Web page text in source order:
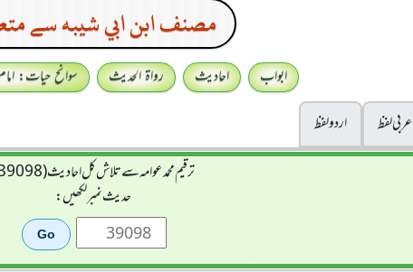
مصنف ابن ابي شيبه سے
ابواب احادیث رواۃ الحدیث
سوانح حیات:
عربی لفظ
اردو لفظ
ترقیم محمدعوامہ سے تلاش کل احادیث (39098)
حدیث نمبر لکھیں: